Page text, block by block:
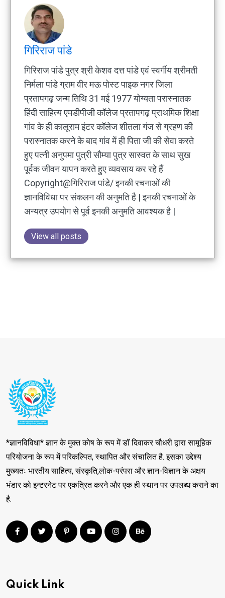
गिरिराज पांडे
गिरिराज पांडे पुत्र श्री केशव दत्त पांडे एवं स्वर्गीय श्रीमती
निर्मला पांडे ग्राम वीर मऊ पोस्ट पाइक नगर जिला
प्रतापगढ़ जन्म तिथि 31 मई 1977 योग्यता परास्नातक
हिंदी साहित्य एमडीपीजी कॉलेज प्रतापगढ़ प्राथमिक शिक्षा
गांव के ही कालूराम इंटर कॉलेज शीतला गंज से ग्रहण की
परास्नातक करने के बाद गांव में ही पिता जी की सेवा करते
हुए पत्नी अनुपमा पुत्री सौम्या पुत्र सास्वत के साथ सुख
पूर्वक जीवन यापन करते हुए व्यवसाय कर रहे हैं
Copyright@गिरिराज पांडे/ इनकी रचनाओं की
ज्ञानविविधा पर संकलन की अनुमति है | इनकी रचनाओं के
अन्यत्र उपयोग से पूर्व इनकी अनुमति आवश्यक है |
View all posts
*ज्ञानविविधा* ज्ञान के मुक्त कोष के रूप में डॉ दिवाकर चौधरी द्वारा सामूहिक
परियोजना के रूप में परिकल्पित, स्थापित और संचालित है. इसका उद्देश्य
मुख्यतः भारतीय साहित्य, संस्कृति,लोक-परंपरा और ज्ञान-विज्ञान के अक्षय
भंडार को इन्टरनेट पर एकत्रित करने और एक ही स्थान पर उपलब्ध कराने का
है.
Quick Link